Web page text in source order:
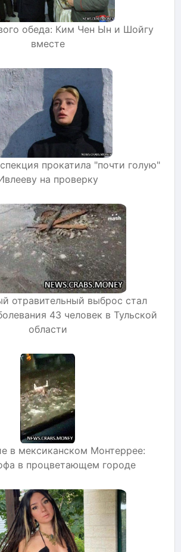
обеда: Ким Чен Ын и Шойгу
вместе
прокатила "почти голую"
на проверку
отравительный выброс стал
43 человек в Тульской
области
в мексиканском Монтеррее:
в процветающем городе